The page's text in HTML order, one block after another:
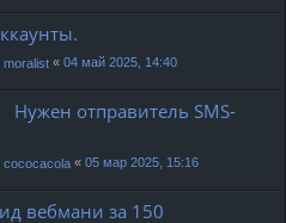
moralist « 04 май 2025, 14:40
отправитель SMS-
cococacola « 05 мар 2025, 15:16
вебмани за 150